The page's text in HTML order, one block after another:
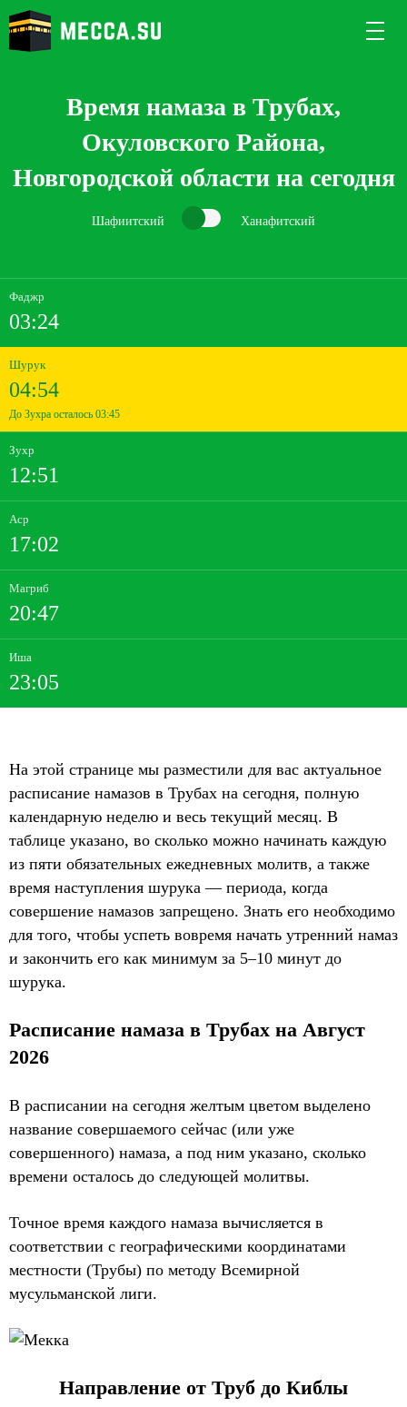
Время намаза в Трубах,
Окуловского Района,
Новгородской области на сегодня
Шафиитский Ханафитский
Фаджр
03:24
Шурук
04:54
До Зухра осталось 03:45
Зухр
12:51
Аср
17:02
Магриб
20:47
Иша
23:05
На этой странице мы разместили для вас актуальное
расписание намазов в Трубах на сегодня, полную
календарную неделю и весь текущий месяц. В
таблице указано, во сколько можно начинать каждую
из пяти обязательных ежедневных молитв, а также
время наступления шурука — периода, когда
совершение намазов запрещено. Знать его необходимо
для того, чтобы успеть вовремя начать утренний намаз
и закончить его как минимум за 5–10 минут до
шурука.
Расписание намаза в Трубах на Август
2026
В расписании на сегодня желтым цветом выделено
название совершаемого сейчас (или уже
совершенного) намаза, а под ним указано, сколько
времени осталось до следующей молитвы.
Точное время каждого намаза вычисляется в
соответствии с географическими координатами
местности (Трубы) по методу Всемирной
мусульманской лиги.
Направление от Труб до Киблы